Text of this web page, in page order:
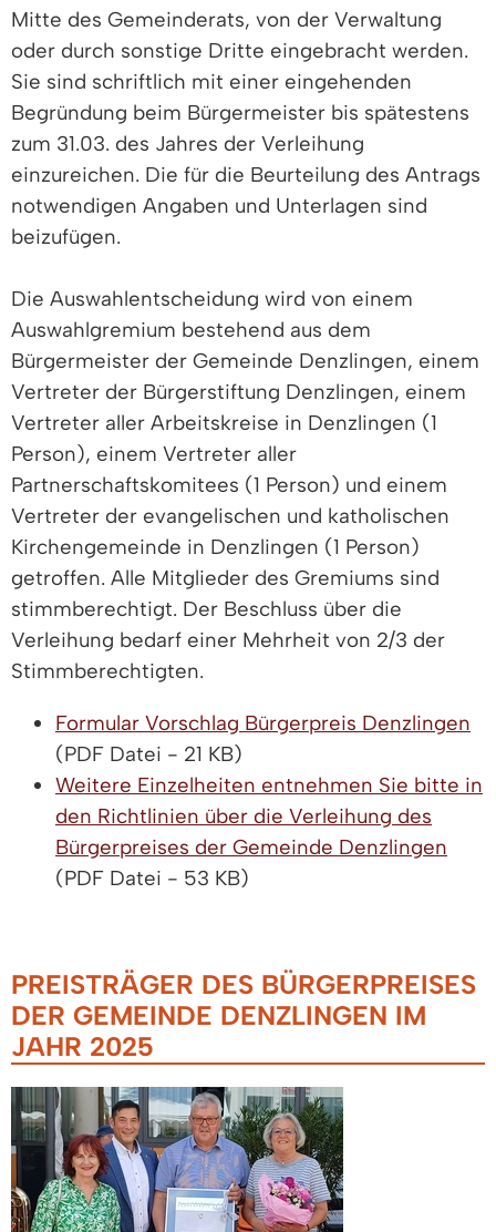
Mitte des Gemeinderats, von der Verwaltung
oder durch sonstige Dritte eingebracht werden.
Sie sind schriftlich mit einer eingehenden
Begründung beim Bürgermeister bis spätestens
zum 31.03. des Jahres der Verleihung
einzureichen. Die für die Beurteilung des Antrags
notwendigen Angaben und Unterlagen sind
beizufügen.
Die Auswahlentscheidung wird von einem
Auswahlgremium bestehend aus dem
Bürgermeister der Gemeinde Denzlingen, einem
Vertreter der Bürgerstiftung Denzlingen, einem
Vertreter aller Arbeitskreise in Denzlingen (1
Person), einem Vertreter aller
Partnerschaftskomitees (1 Person) und einem
Vertreter der evangelischen und katholischen
Kirchengemeinde in Denzlingen (1 Person)
getroffen. Alle Mitglieder des Gremiums sind
stimmberechtigt. Der Beschluss über die
Verleihung bedarf einer Mehrheit von 2/3 der
Stimmberechtigten.
Formular Vorschlag Bürgerpreis Denzlingen
(PDF Datei - 21 KB)
Weitere Einzelheiten entnehmen Sie bitte in
den Richtlinien über die Verleihung des
Bürgerpreises der Gemeinde Denzlingen
(PDF Datei - 53 KB)
PREISTRÄGER DES BÜRGERPREISES
DER GEMEINDE DENZLINGEN IM
JAHR 2025